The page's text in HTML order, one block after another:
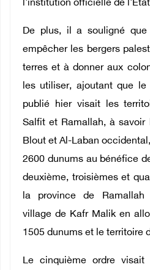
l'institution officielle de
De plus, il a souligné
empêcher les bergers
terres et à donner aux
les utiliser, ajoutant que
publié hier visait les
Salfit et Ramallah, à
Blout et Al-Laban
2600 dunums au bénéfice
deuxième, troisièmes et
la province de
village de Kafr Malik en
1505 dunums et le territoire
Le cinquième ordre